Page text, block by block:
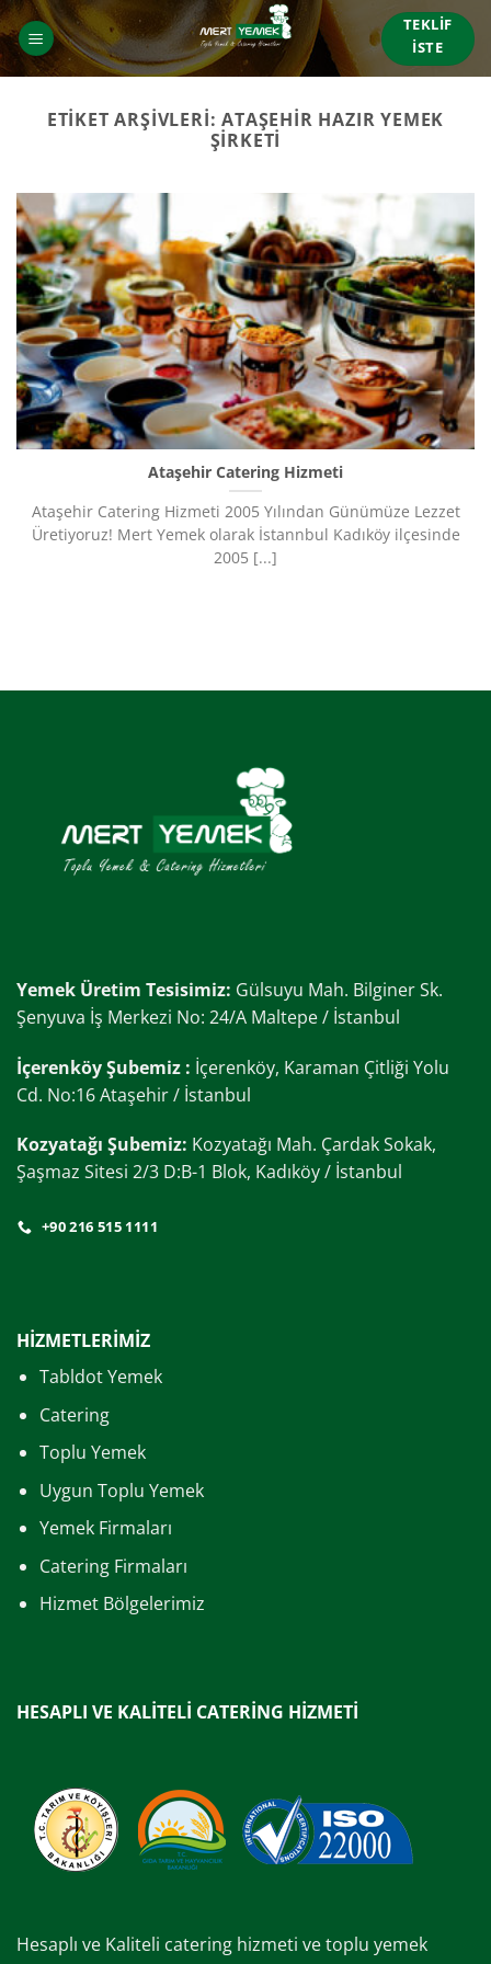
İçeriğe
atla
TEKLIF
İSTE
ETIKET ARŞIVLERI:ATAŞEHIR HAZIR YEMEK
ŞIRKETI
Ataşehir Catering Hizmeti
Ataşehir Catering Hizmeti 2005 Yılından Günümüze Lezzet
Üretiyoruz!​ Mert Yemek olarak İstannbul Kadıköy ilçesinde
2005 [...]
Yemek Üretim Tesisimiz: Gülsuyu Mah. Bilginer Sk.
Şenyuva İş Merkezi No: 24/A Maltepe / İstanbul
İçerenköy Şubemiz : İçerenköy, Karaman Çitliği Yolu
Cd. No:16 Ataşehir / İstanbul
Kozyatağı Şubemiz: Kozyatağı Mah. Çardak Sokak,
Şaşmaz Sitesi 2/3 D:B-1 Blok, Kadıköy / İstanbul
+90 216 515 1111
HİZMETLERİMİZ
Tabldot Yemek
Catering
Toplu Yemek
Uygun Toplu Yemek
Yemek Firmaları
Catering Firmaları
Hizmet Bölgelerimiz
HESAPLI VE KALİTELİ CATERİNG HİZMETİ
Hesaplı ve Kaliteli catering hizmeti ve toplu yemek